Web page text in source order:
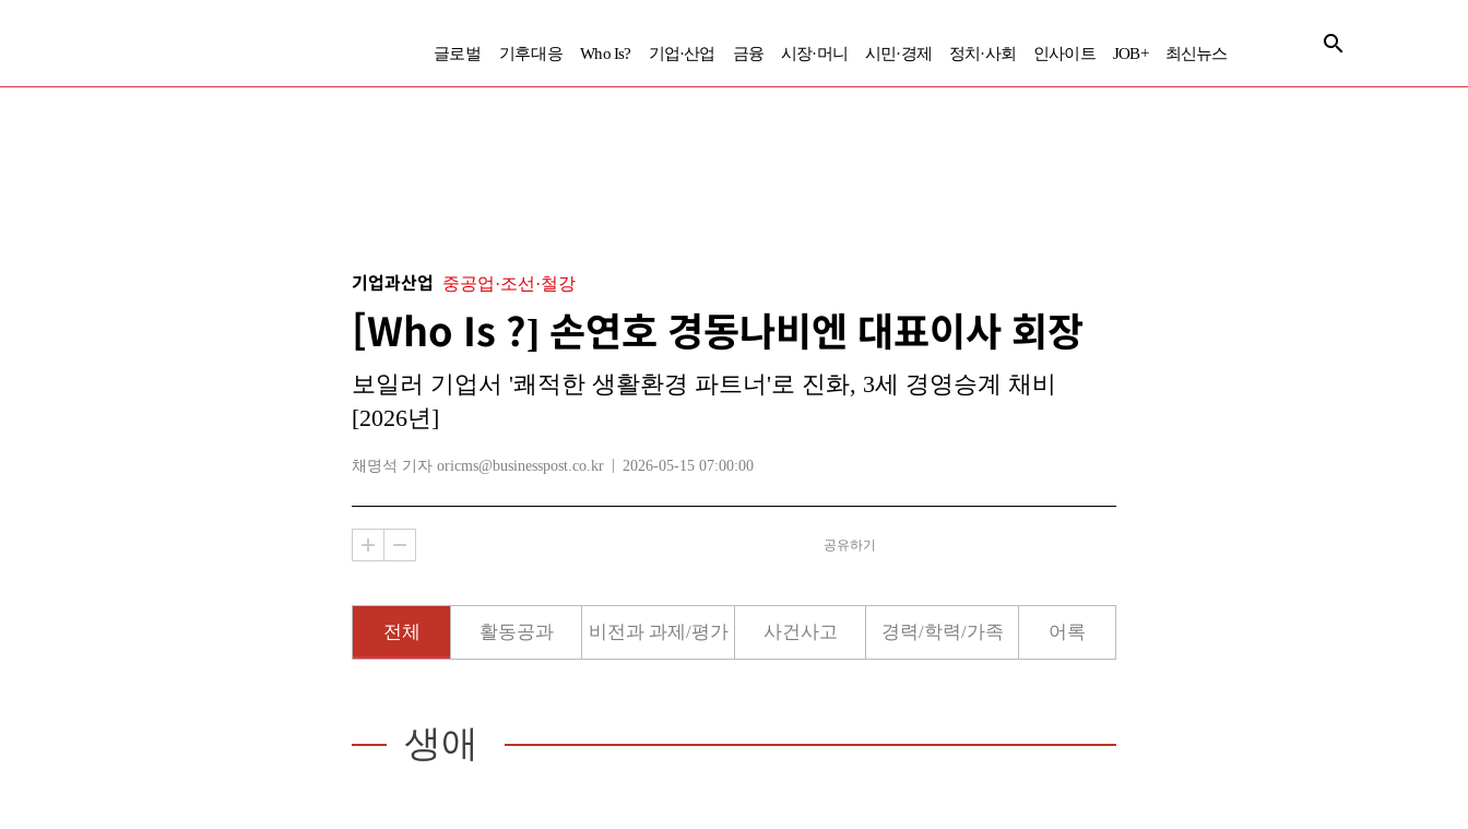
글로벌 기후대응 Who Is? 기업·산업 금융 시장·머니 시민·경제 정치·사회 인사이트 JOB+ 최신뉴스
기업과산업 중공업·조선·철강
[Who Is ?] 손연호 경동나비엔 대표이사 회장
보일러 기업서 '쾌적한 생활환경 파트너'로 진화, 3세 경영승계 채비
[2026년]
채명석 기자 oricms@businesspost.co.kr 2026-05-15 07:00:00
공유하기
전체 활동공과 비전과 과제/평가 사건사고 경력/학력/가족 어록
생애